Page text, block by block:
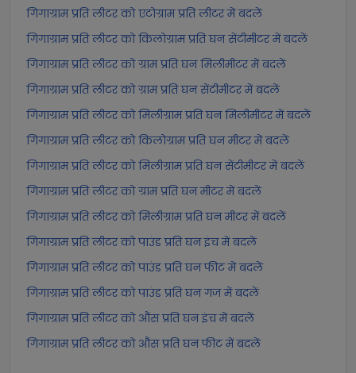
गिगाग्राम प्रति लीटर को एटोग्राम प्रति लीटर में बदलें
गिगाग्राम प्रति लीटर को किलोग्राम प्रति घन सेंटीमीटर में बदलें
गिगाग्राम प्रति लीटर को ग्राम प्रति घन मिलीमीटर में बदलें
गिगाग्राम प्रति लीटर को ग्राम प्रति घन सेंटीमीटर में बदलें
गिगाग्राम प्रति लीटर को मिलीग्राम प्रति घन मिलीमीटर में बदलें
गिगाग्राम प्रति लीटर को किलोग्राम प्रति घन मीटर में बदलें
गिगाग्राम प्रति लीटर को मिलीग्राम प्रति घन सेंटीमीटर में बदलें
गिगाग्राम प्रति लीटर को ग्राम प्रति घन मीटर में बदलें
गिगाग्राम प्रति लीटर को मिलीग्राम प्रति घन मीटर में बदलें
गिगाग्राम प्रति लीटर को पाउंड प्रति घन इंच में बदलें
गिगाग्राम प्रति लीटर को पाउंड प्रति घन फीट में बदलें
गिगाग्राम प्रति लीटर को पाउंड प्रति घन गज में बदलें
गिगाग्राम प्रति लीटर को औंस प्रति घन इंच में बदलें
गिगाग्राम प्रति लीटर को औंस प्रति घन फीट में बदलें